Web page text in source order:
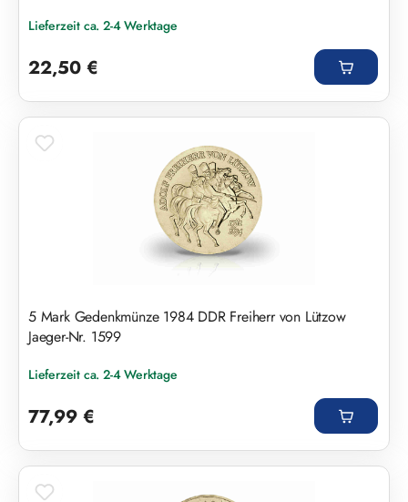
Lieferzeit ca. 2-4 Werktage
22,50 €
5 Mark Gedenkmünze 1984 DDR Freiherr von Lützow
Jaeger-Nr. 1599
Lieferzeit ca. 2-4 Werktage
77,99 €